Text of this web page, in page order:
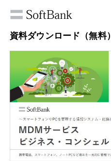
資料ダウンロード（無料）